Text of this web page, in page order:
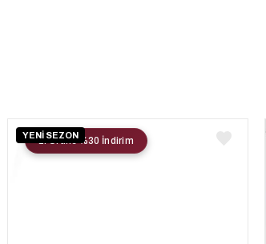
YENİ SEZON
2. Ürüne %30 İndirim